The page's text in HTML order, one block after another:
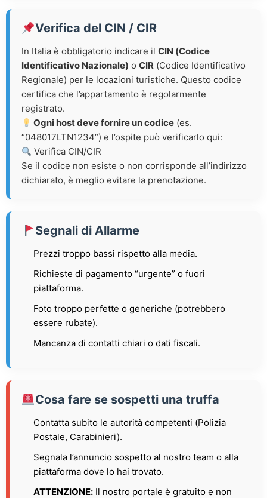
Verifica del CIN / CIR
In Italia è obbligatorio indicare il CIN (Codice
Identificativo Nazionale) o CIR (Codice Identificativo
Regionale) per le locazioni turistiche. Questo codice
certifica che l’appartamento è regolarmente
registrato.
Ogni host deve fornire un codice (es.
“048017LTN1234”) e l’ospite può verificarlo qui:
Verifica CIN/CIR
Se il codice non esiste o non corrisponde all’indirizzo
dichiarato, è meglio evitare la prenotazione.
Segnali di Allarme
Prezzi troppo bassi rispetto alla media.
Richieste di pagamento “urgente” o fuori
piattaforma.
Foto troppo perfette o generiche (potrebbero
essere rubate).
Mancanza di contatti chiari o dati fiscali.
Cosa fare se sospetti una truffa
Contatta subito le autorità competenti (Polizia
Postale, Carabinieri).
Segnala l’annuncio sospetto al nostro team o alla
piattaforma dove lo hai trovato.
ATTENZIONE: Il nostro portale è gratuito e non